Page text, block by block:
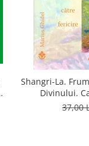
Shangri-La.
Divinului.
37,00